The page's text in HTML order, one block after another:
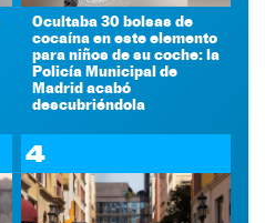
Ocultaba 30 bolsas de
cocaína en este elemento
para niños de su coche: la
Policía Municipal de
Madrid acabó
descubriéndola
4